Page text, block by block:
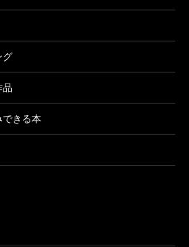
グ
品
きる本